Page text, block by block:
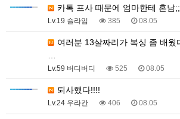
카톡 프사 때문에 엄마한테 혼남;;
Lv.19 슬라임 385 08.05
Lv.59 버디버디 525 08.05
퇴사했다!!!!
Lv.24 우라칸 406 08.05